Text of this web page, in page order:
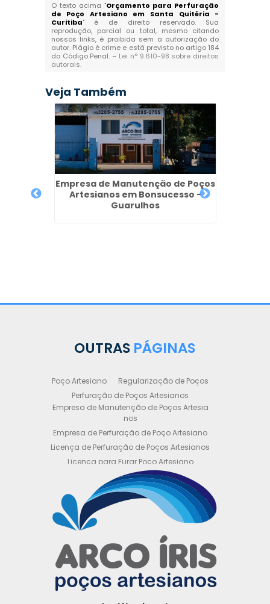
O texto acima "Orçamento para Perfuração
de Poço Artesiano em Santa Quitéria -
Curitiba" é de direito reservado. Sua
reprodução, parcial ou total, mesmo citando
nossos links, é proibida sem a autorização do
autor. Plágio é crime e está previsto no artigo 184
do Código Penal. – Lei n° 9.610-98 sobre direitos
autorais.
Veja Também
Empresa de Manutenção de Poços
Artesianos em Bonsucesso -
Guarulhos
OUTRAS PÁGINAS
Poço Artesiano
Regularização de Poços
Perfuração de Poços Artesianos
Empresa de Manutenção de Poços Artesia
nos
Empresa de Perfuração de Poço Artesiano
Licença de Perfuração de Poços Artesianos
Licença para Furar Poço Artesiano
Licença para Perfuração de Poço Artesiano
Licença para Poço Semi Artesiano
Manutenção de Poço Semi Artesiano
Manutenção Preventiva de Poços Artesiano
Obtenha sua Licença de Perfuração de Poç
o Artesiano
Orçamento de Poço Semi Artesiano
Orçamento para Perfuração de Poço Artesi
ano